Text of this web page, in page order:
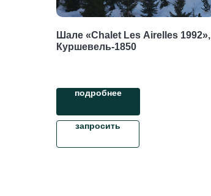
Шале «Chalet Les Airelles 1992»,
Куршевель-1850
подробнее
запросить